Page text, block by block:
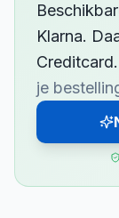
Klarna.
Creditcard.
je